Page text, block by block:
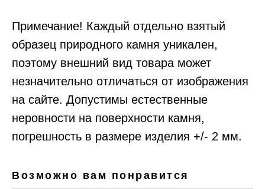
Примечание! Каждый отдельно взятый
образец природного камня уникален,
поэтому внешний вид товара может
незначительно отличаться от изображения
на сайте. Допустимы естественные
неровности на поверхности камня,
погрешность в размере изделия +/- 2 мм.
Возможно вам понравится